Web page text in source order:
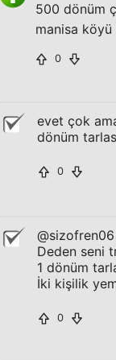
500 dönüm
manisa
0
evet çok
dönüm
0
@sizofren06
Deden seni
1 dönüm
İki kişilik
0